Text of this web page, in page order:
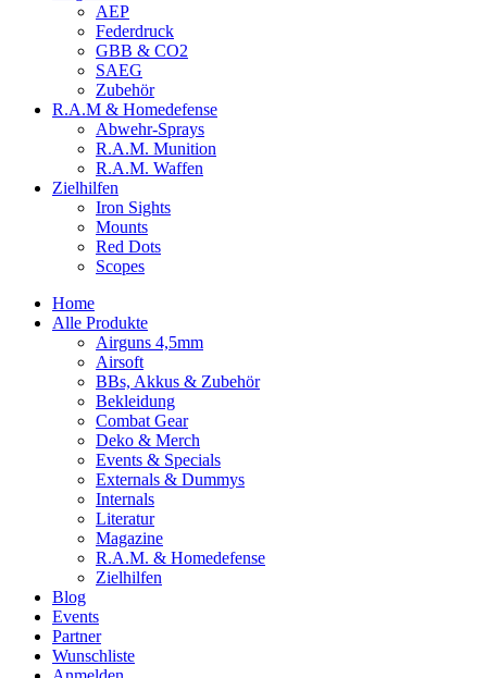
AEP
Federdruck
GBB & CO2
SAEG
Zubehör
R.A.M & Homedefense
Abwehr-Sprays
R.A.M. Munition
R.A.M. Waffen
Zielhilfen
Iron Sights
Mounts
Red Dots
Scopes
Home
Alle Produkte
Airguns 4,5mm
Airsoft
BBs, Akkus & Zubehör
Bekleidung
Combat Gear
Deko & Merch
Events & Specials
Externals & Dummys
Internals
Literatur
Magazine
R.A.M. & Homedefense
Zielhilfen
Blog
Events
Partner
Wunschliste